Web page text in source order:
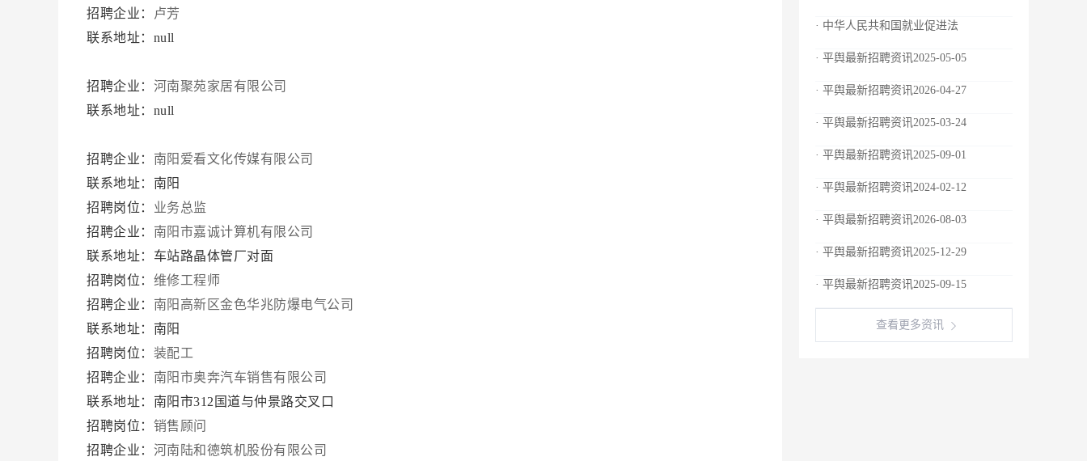
招聘企业：
卢芳
联系地址：null
招聘企业： 河南聚苑家居有限公司
联系地址：null
招聘企业： 南阳爱看文化传媒有限公司
联系地址：南阳
招聘岗位： 业务总监
招聘企业： 南阳市嘉诚计算机有限公司
联系地址：车站路晶体管厂对面
招聘岗位： 维修工程师
招聘企业： 南阳高新区金色华兆防爆电气公司
联系地址：南阳
招聘岗位： 装配工
招聘企业： 南阳市奥奔汽车销售有限公司
联系地址：南阳市312国道与仲景路交叉口
招聘岗位： 销售顾问
招聘企业： 河南陆和德筑机股份有限公司
· 中华人民共和国就业促进法
· 平舆最新招聘资讯2025-05-05
· 平舆最新招聘资讯2026-04-27
· 平舆最新招聘资讯2025-03-24
· 平舆最新招聘资讯2025-09-01
· 平舆最新招聘资讯2024-02-12
· 平舆最新招聘资讯2026-08-03
· 平舆最新招聘资讯2025-12-29
· 平舆最新招聘资讯2025-09-15
查看更多资讯